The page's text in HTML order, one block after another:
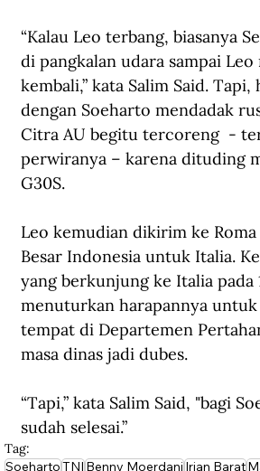
“Kalau Leo terbang, biasanya
di pangkalan udara sampai
kembali,” kata Salim Said. Tapi,
dengan Soeharto mendadak
Citra AU begitu tercoreng  -
perwiranya – karena dituding
G30S.
Leo kemudian dikirim ke Roma
Besar Indonesia untuk Italia.
yang berkunjung ke Italia pada
menuturkan harapannya
tempat di Departemen
masa dinas jadi dubes.
“Tapi,” kata Salim Said, "bagi
sudah selesai.”
Tag:
SoehartoTNIBenny MoerdaniIrian Barat